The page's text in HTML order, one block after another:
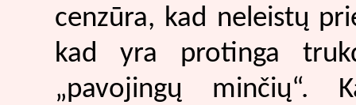
cenzūra, kad neleistų
kad yra protinga
„pavojingų minčių“.